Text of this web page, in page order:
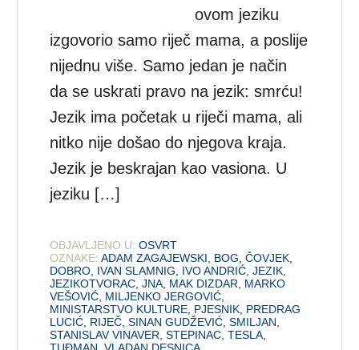
ovom jeziku
izgovorio samo riječ mama, a poslije
nijednu više. Samo jedan je način
da se uskrati pravo na jezik: smrću!
Jezik ima početak u riječi mama, ali
nitko nije došao do njegova kraja.
Jezik je beskrajan kao vasiona. U
jeziku […]
OBJAVLJENO U: OSVRT
OZNAKE: ADAM ZAGAJEWSKI BOG ,ČOVJEK
DOBRO IVAN SLAMNIG IVO ANDRIĆ ,JEZIK
JEZIKOTVORAC ,JNA MAK DIZDAR
MARKO
VEŠOVIĆ MILJENKO JERGOVIĆ
MINISTARSTVO KULTURE PJESNIK PREDRAG
LUCIĆ RIJEČ ,SINAN GUDŽEVIĆ ,SMILJAN
STANISLAV VINAVER ,STEPINAC ,TESLA